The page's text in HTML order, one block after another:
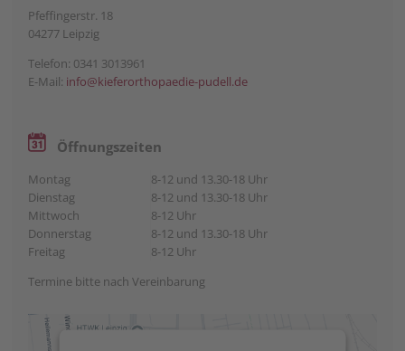
Pfeffingerstr. 18
04277 Leipzig
Telefon: 0341 3013961
E-Mail: info@kieferorthopaedie-pudell.de
Öffnungszeiten
Montag
Dienstag
Mittwoch
Donnerstag
Freitag
8-12 und 13.30-18 Uhr
8-12 und 13.30-18 Uhr
8-12 Uhr
8-12 und 13.30-18 Uhr
8-12 Uhr
Termine bitte nach Vereinbarung